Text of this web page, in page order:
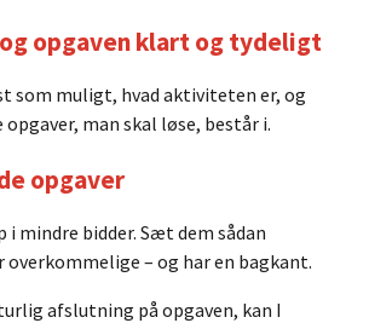
opgaven klart og tydeligt
som muligt, hvad aktiviteten er, og
opgaver, man skal løse, består i.
opgaver
i mindre bidder. Sæt dem sådan
overkommelige – og har en bagkant.
afslutning på opgaven, kan I